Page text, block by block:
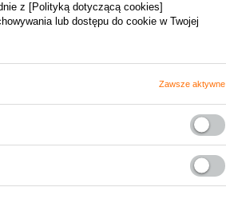
z [Polityką dotyczącą cookies]
lub dostępu do cookie w Twojej
Zawsze aktywne